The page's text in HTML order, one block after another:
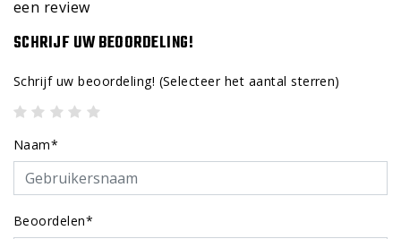
een review
SCHRIJF UW BEOORDELING!
Schrijf uw beoordeling! (Selecteer het aantal sterren)
Naam*
Beoordelen*